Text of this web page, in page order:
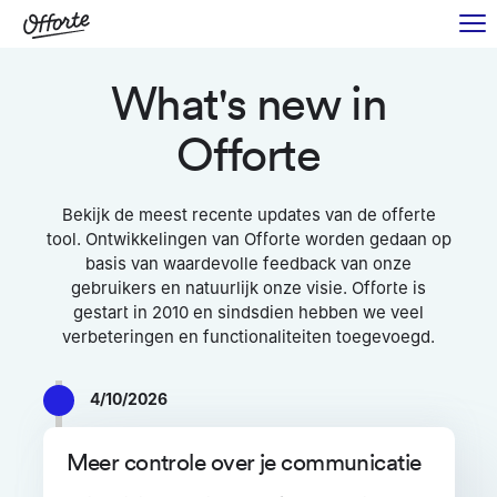
What's new in
Offorte
Bekijk de meest recente updates van de offerte
tool. Ontwikkelingen van Offorte worden gedaan op
basis van waardevolle feedback van onze
gebruikers en natuurlijk onze visie. Offorte is
gestart in 2010 en sindsdien hebben we veel
verbeteringen en functionaliteiten toegevoegd.
Meer controle over je communicatie
4/10/2026